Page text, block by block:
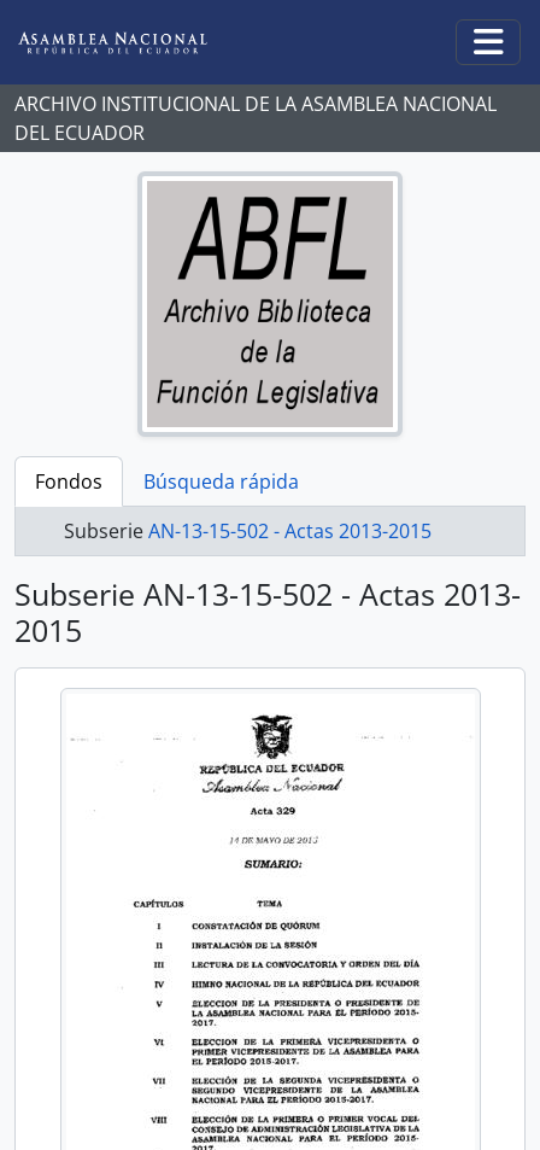
ARCHIVO INSTITUCIONAL DE LA ASAMBLEA NACIONAL
DEL ECUADOR
Fondos
Búsqueda rápida
SubserieAN-13-15-502 - Actas 2013-2015
Subserie AN-13-15-502 - Actas 2013-
2015